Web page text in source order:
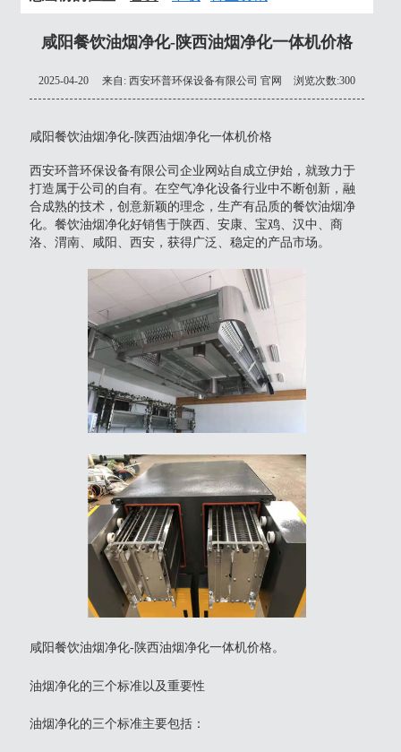
咸阳餐饮油烟净化-陕西油烟净化一体机价格
2025-04-20 来自: 西安环普环保设备有限公司 官网 浏览次数:300
咸阳餐饮油烟净化-陕西油烟净化一体机价格
西安环普环保设备有限公司企业网站自成立伊始，就致力于
打造属于公司的自有。在空气净化设备行业中不断创新，融
合成熟的技术，创意新颖的理念，生产有品质的餐饮油烟净
化。餐饮油烟净化好销售于陕西、安康、宝鸡、汉中、商
洛、渭南、咸阳、西安，获得广泛、稳定的产品市场。
咸阳餐饮油烟净化-陕西油烟净化一体机价格。
油烟净化的三个标准以及重要性
‌油烟净化的三个标准‌主要包括：‌